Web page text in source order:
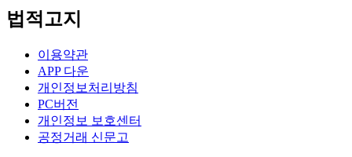
법적고지
이용약관
APP 다운
개인정보처리방침
PC버전
개인정보 보호센터
공정거래 신문고